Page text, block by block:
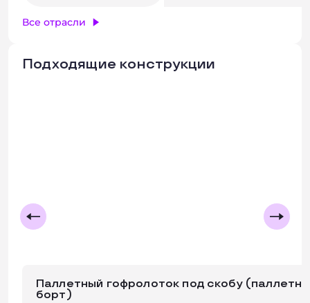
Все отрасли
Подходящие конструкции
Паллетный гофролоток под скобу
борт)